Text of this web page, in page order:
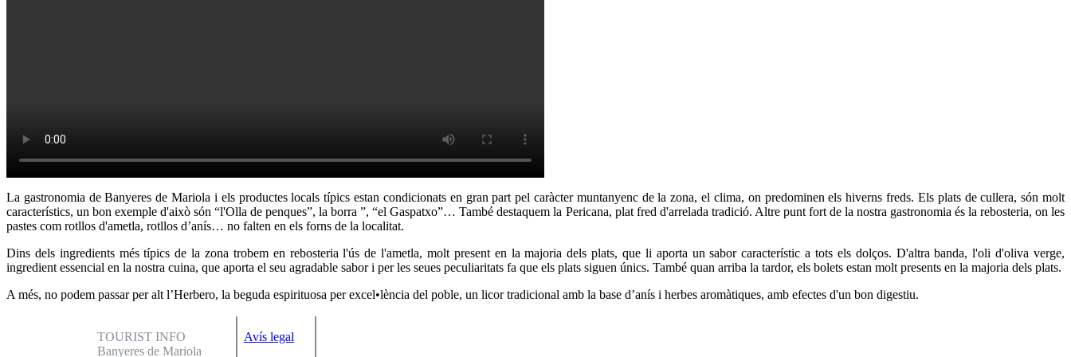
La gastronomia de Banyeres de Mariola i els productes locals típics estan condicionats en gran part pel caràcter muntanyenc de la zona, el clima, on predominen els hiverns freds. Els plats de cullera, són molt
característics, un bon exemple d'això són “l'Olla de penques”, la borra ”, “el Gaspatxo”… També destaquem la Pericana, plat fred d'arrelada tradició. Altre punt fort de la nostra gastronomia és la rebosteria, on les
pastes com rotllos d'ametla, rotllos d’anís… no falten en els forns de la localitat.
Dins dels ingredients més típics de la zona trobem en rebosteria l'ús de l'ametla, molt present en la majoria dels plats, que li aporta un sabor característic a tots els dolços. D'altra banda, l'oli d'oliva verge,
ingredient essencial en la nostra cuina, que aporta el seu agradable sabor i per les seues peculiaritats fa que els plats siguen únics. També quan arriba la tardor, els bolets estan molt presents en la majoria dels plats.
A més, no podem passar per alt l’Herbero, la beguda espirituosa per excel•lència del poble, un licor tradicional amb la base d’anís i herbes aromàtiques, amb efectes d'un bon digestiu.
TOURIST INFO
Banyeres de Mariola
Avís legal